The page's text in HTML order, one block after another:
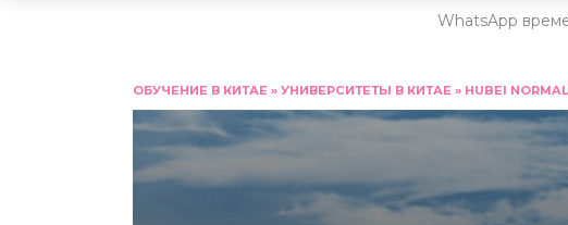
WhatsApp
ОБУЧЕНИЕ В КИТАЕ » УНИВЕРСИТЕТЫ В КИТАЕ » HUBEI